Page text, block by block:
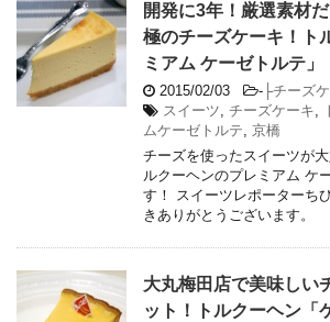
開発に3年！厳選素材
極のチーズケーキ！ト
ミアム ケーゼトルテ」
2015/02/03 - ├チーズ
スイーツ, チーズケーキ,
ムケーゼトルテ, 京橋
チーズを使ったスイーツが
ルクーヘンのプレミアム ケ
す！ スイーツレポーターち
きありがとうございます。
大丸梅田店で美味しい
ット！トルクーヘン「